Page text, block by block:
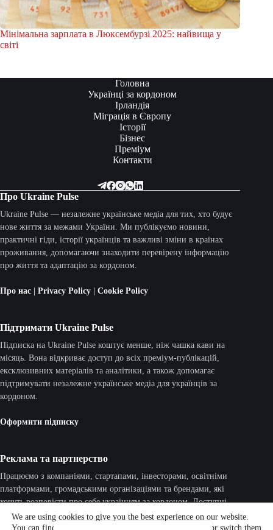
Мінімальна зарплата в Люксембурзі 2025: найвища у
світі
Головна
Українці за кордоном
Ірландія
Міграція в Європу
Історії
Бізнес
Преміум
Контакти
Про Ukraine Pulse
Ukraine Pulse — незалежне українське медіа для тих, хто будує
нове життя за межами України. Ми публікуємо новини,
практичні гіди, історії українців та важливі зміни в країнах
проживання, допомагаючи знаходити перевірену інформацію
про життя та адаптацію за кордоном.
Про нас Privacy Policy Cookie Policy
Підтримати Ukraine Pulse
Підписка на Ukraine Pulse коштує менше, ніж чашка кави на
місяць. Вона відкриває доступ до всіх преміум-публікацій,
ексклюзивних матеріалів та аналітики, а також допомагає
підтримувати незалежне українське медіа для українців за
кордоном.
Оформити підписку
Реклама та партнерство
Працюємо з компаніями, стартапами, інвесторами, освітніми
платформами, громадськими організаціями та брендами, які
хочуть розповісти про себе українцям за кордоном. Доступні
рекламні кампанії, партнерські матеріали, інтерв'ю та нативні
інтеграції.
We are using cookies to give you the best experience on our website.
You can find out more about which cookies we are using or switch them